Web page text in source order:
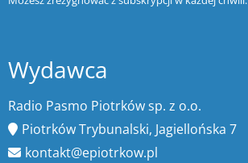
Wydawca
Radio Pasmo Piotrków sp. z o.o.
Piotrków Trybunalski, Jagiellońska 7
kontakt@epiotrkow.pl